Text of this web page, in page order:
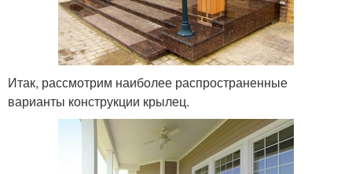
Итак, рассмотрим наиболее распространенные
варианты конструкции крылец.